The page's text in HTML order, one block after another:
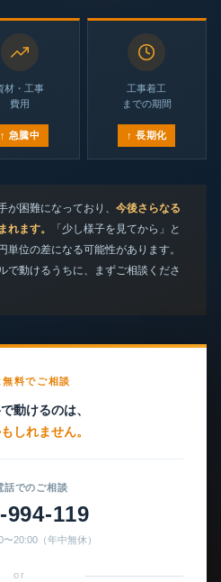
材・工事
費用
↑ 急騰中
工事着工
までの期間
↑ 長期化
が困難になっており、 今後さらなる
れます。
「少し様子を見てから」と
単位の差になる可能性があります。
で動けるうちに、まずご相談くださ
無料でご相談
動けるのは、
しれません。
話でのご相談
994-119
20:00（年中無休）
or